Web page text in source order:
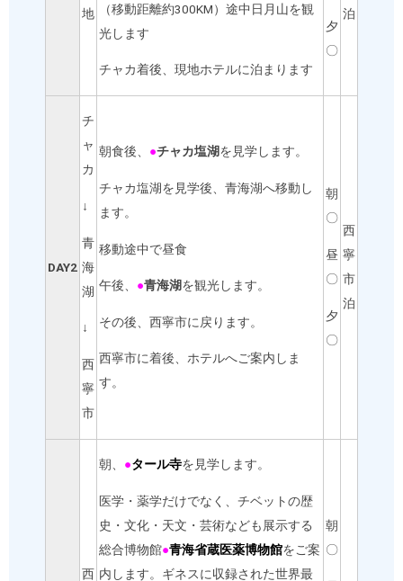
地
（移動距離約300KM）途中日月山を観
光します
チャカ着後、現地ホテルに泊まります
夕
〇
泊
DAY2
チ
ャ
カ
↓
青
海
湖
↓
西
寧
市
朝食後、 ●チャカ塩湖を見学します。
チャカ塩湖を見学後、青海湖へ移動し
ます。
移動途中で昼食
午後、 ●青海湖を観光します。
その後、西寧市に戻ります。
西寧市に着後、ホテルへご案内しま
す。
朝
〇
昼
〇
夕
〇
西
寧
市
泊
西
朝、 ●タール寺を見学します。
医学・薬学だけでなく、チベットの歴
史・文化・天文・芸術なども展示する
総合博物館●青海省蔵医薬博物館をご案
内します。ギネスに収録された世界最
朝
〇